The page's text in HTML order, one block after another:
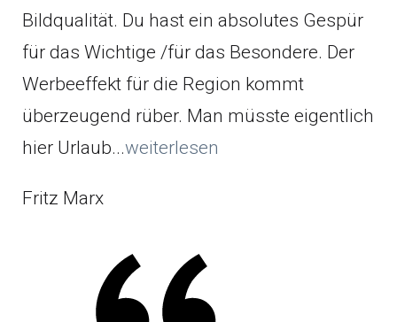
Bildqualität. Du hast ein absolutes Gespür
für das Wichtige /für das Besondere. Der
Werbeeffekt für die Region kommt
überzeugend rüber. Man müsste eigentlich
hier Urlaub...weiterlesen
Fritz Marx